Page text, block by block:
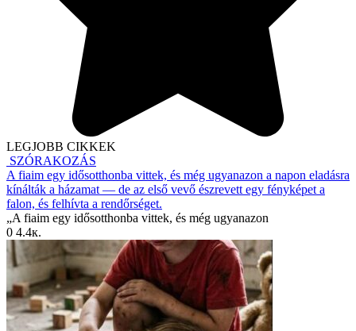
LEGJOBB CIKKEK
SZÓRAKOZÁS
A fiaim egy idősotthonba vittek, és még ugyanazon a napon eladásra
kínálták a házamat — de az első vevő észrevett egy fényképet a
falon, és felhívta a rendőrséget.
„A fiaim egy idősotthonba vittek, és még ugyanazon
0 4.4к.